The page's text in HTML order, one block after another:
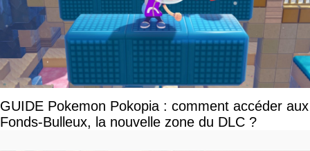
GUIDE Pokemon Pokopia : comment accéder aux
Fonds-Bulleux, la nouvelle zone du DLC ?